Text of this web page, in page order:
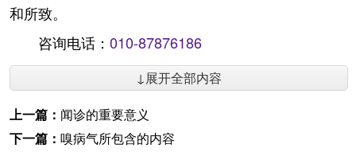
和所致。
咨询电话： 010-87876186
↓展开全部内容
上一篇： 闻诊的重要意义
下一篇： 嗅病气所包含的内容